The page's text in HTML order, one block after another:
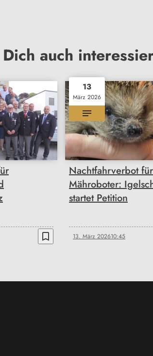
auch
bookmark_border
13
März 2026
Nachtfahrverbot für
Mähroboter:
startet Petition
13. März 202610:45